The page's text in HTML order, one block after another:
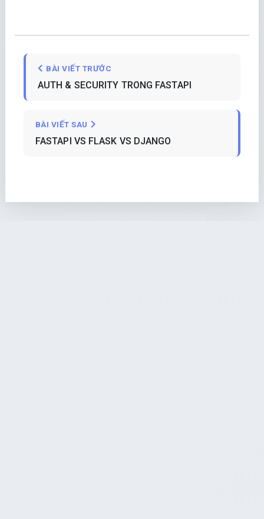
BÀI VIẾT TRƯỚC
AUTH & SECURITY TRONG FASTAPI
BÀI VIẾT SAU
FASTAPI VS FLASK VS DJANGO